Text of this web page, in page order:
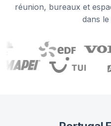
réunion, bureaux et
dans